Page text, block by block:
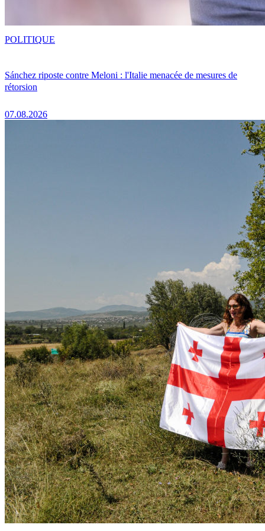
Sánchez riposte contre Meloni : l'Italie menacée de mesures de
rétorsion
07.08.2026
POLITIQUE